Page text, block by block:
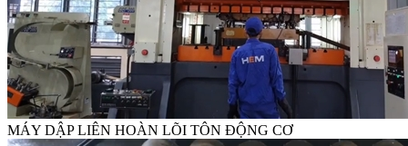
MÁY DẬP LIÊN HOÀN LÕI TÔN ĐỘNG CƠ